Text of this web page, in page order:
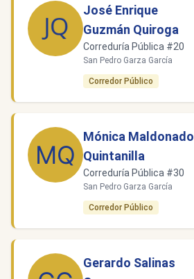
José Enrique
Guzmán Quiroga
Correduría Pública #20
San Pedro Garza García
Corredor Público
Mónica Maldonado
Quintanilla
Correduría Pública #30
San Pedro Garza García
Corredor Público
Gerardo Salinas